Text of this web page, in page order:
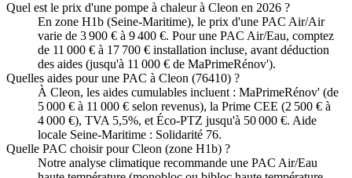
Quel est le prix d'une pompe à chaleur à Cleon en 2026 ?
En zone H1b (Seine-Maritime), le prix d'une PAC Air/Air
varie de 3 900 € à 9 400 €. Pour une PAC Air/Eau, comptez
de 11 000 € à 17 700 € installation incluse, avant déduction
des aides (jusqu'à 11 000 € de MaPrimeRénov').
Quelles aides pour une PAC à Cleon (76410) ?
À Cleon, les aides cumulables incluent : MaPrimeRénov' (de
5 000 € à 11 000 € selon revenus), la Prime CEE (2 500 € à
4 000 €), TVA 5,5%, et Éco-PTZ jusqu'à 50 000 €. Aide
locale Seine-Maritime : Solidarité 76.
Quelle PAC choisir pour Cleon (zone H1b) ?
Notre analyse climatique recommande une PAC Air/Eau